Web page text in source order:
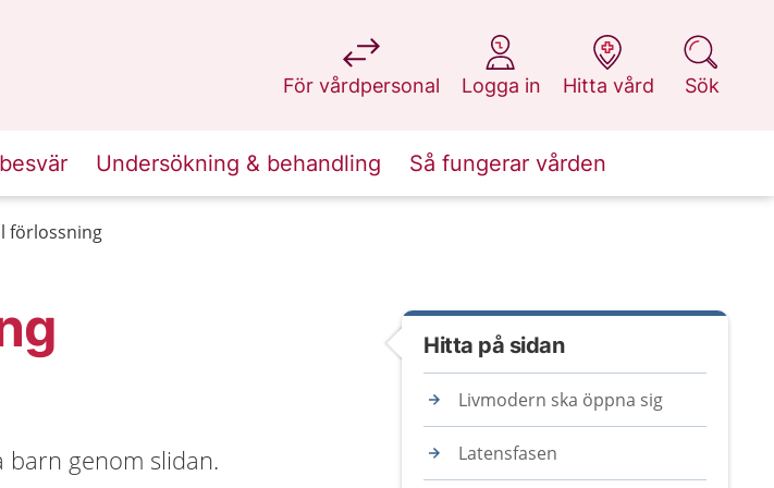
För vårdpersonal
på 1177.se
Logga in
på 1177.se
Hitta vård
på 1177.se
Sök
på 1177.se
Undersökning & behandling Så fungerar vården
förlossning
barn genom slidan.
Hitta på sidan
Livmodern ska öppna sig
Latensfasen